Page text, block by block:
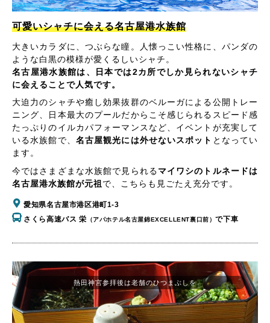
可愛いシャチに会える名古屋港水族館
大きいカラダに、つぶらな瞳。人懐っこい性格に、パンダの
ような白黒の模様が愛くるしいシャチ。
名古屋港水族館は、日本では2カ所でしか見られないシャチ
に会えることで人気です。
大迫力のシャチや癒し効果抜群のベルーガによる公開トレー
ニング、日本最大のプールだからこそ感じられるスピード感
たっぷりのイルカパフォーマンスなど、イベントが充実して
いる水族館で、 名古屋観光には外せないスポット となってい
ます。
今ではさまざまな水族館で見られるマイワシのトルネードは
名古屋港水族館が元祖 で、こちらも見ごたえ充分です。
愛知県名古屋市港区港町1-3
さくら高速バス 栄 （アパホテル名古屋錦EXCELLENT裏口前）で下車
熱田神宮参拝後は老舗のひつまぶしを